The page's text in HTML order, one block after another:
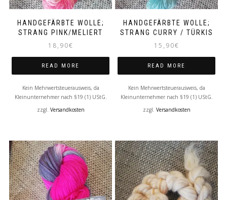
HANDGEFÄRBTE WOLLE;
STRANG PINK/MELIERT
18,90€
READ MORE
Kein Mehrwertsteuerausweis, da
Kleinunternehmer nach §19 (1) UStG.
zzgl. Versandkosten
HANDGEFÄRBTE WOLLE;
STRANG CURRY / TÜRKIS
15,90€
READ MORE
Kein Mehrwertsteuerausweis, da
Kleinunternehmer nach §19 (1) UStG.
zzgl. Versandkosten